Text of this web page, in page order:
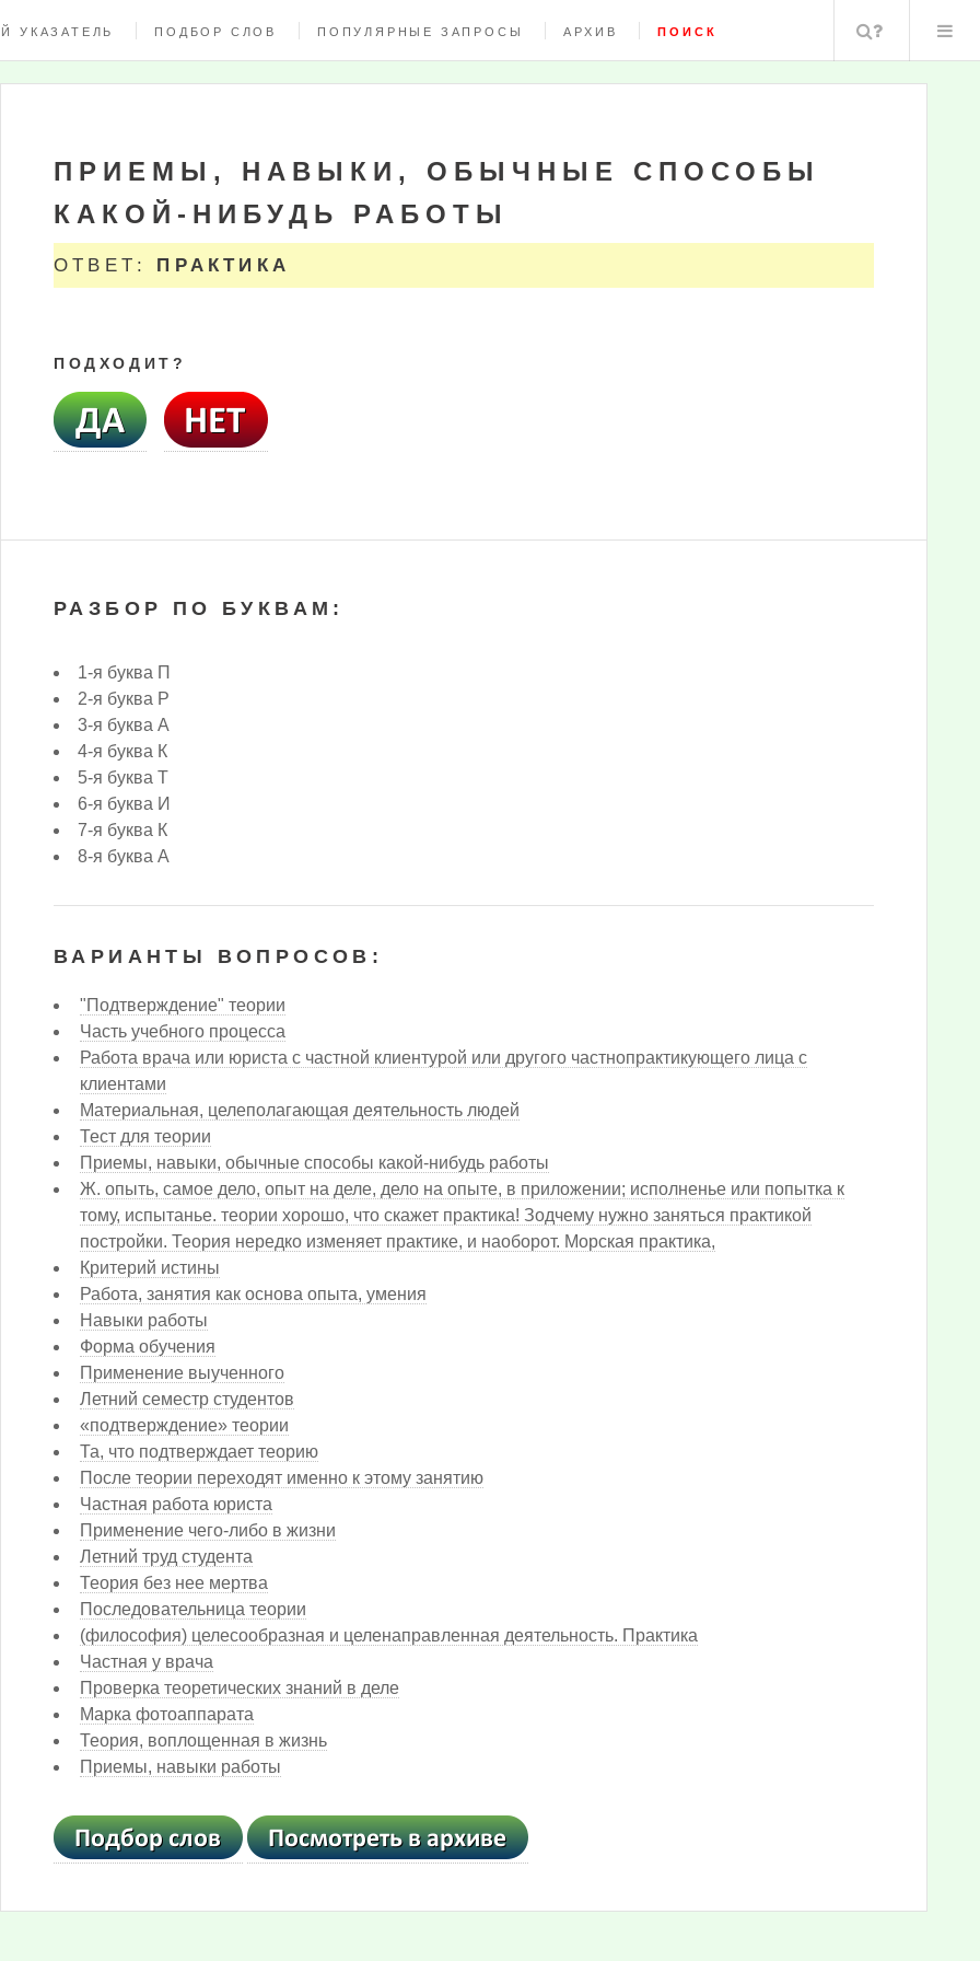
УКАЗАТЕЛЬ ПОДБОР СЛОВ ПОПУЛЯРНЫЕ ЗАПРОСЫ АРХИВ ПОИСК Поиск
ПРИЕМЫ, НАВЫКИ, ОБЫЧНЫЕ СПОСОБЫ
КАКОЙ-НИБУДЬ РАБОТЫ
ОТВЕТ: ПРАКТИКА
ПОДХОДИТ?
РАЗБОР ПО БУКВАМ:
1-я буква П
2-я буква Р
3-я буква А
4-я буква К
5-я буква Т
6-я буква И
7-я буква К
8-я буква А
ВАРИАНТЫ ВОПРОСОВ:
"Подтверждение" теории
Часть учебного процесса
Работа врача или юриста с частной клиентурой или другого частнопрактикующего лица с
клиентами
Материальная, целеполагающая деятельность людей
Тест для теории
Приемы, навыки, обычные способы какой-нибудь работы
Ж. опыть, самое дело, опыт на деле, дело на опыте, в приложении; исполненье или попытка к
тому, испытанье. теории хорошо, что скажет практика! Зодчему нужно заняться практикой
постройки. Теория нередко измeняет практике, и наоборот. Морская практика,
Критерий истины
Работа, занятия как основа опыта, умения
Навыки работы
Форма обучения
Применение выученного
Летний семестр студентов
«подтверждение» теории
Та, что подтверждает теорию
После теории переходят именно к этому занятию
Частная работа юриста
Применение чего-либо в жизни
Летний труд студента
Теория без нее мертва
Последовательница теории
(философия) целесообразная и целенаправленная деятельность. Практика
Частная у врача
Проверка теоретических знаний в деле
Марка фотоаппарата
Теория, воплощенная в жизнь
Приемы, навыки работы